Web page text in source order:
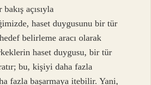
açısıyla
haset duygusunu bir tür
belirleme aracı olarak
haset duygusu, bir tür
bu, kişiyi daha fazla
fazla başarmaya itebilir. Yani,